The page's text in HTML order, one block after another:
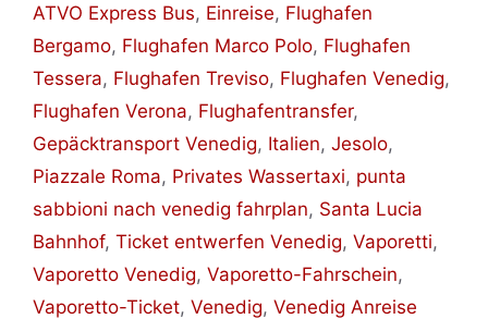
ATVO Express Bus, Einreise, Flughafen
Bergamo, Flughafen Marco Polo, Flughafen
Tessera, Flughafen Treviso, Flughafen Venedig,
Flughafen Verona, Flughafentransfer,
Gepäcktransport Venedig, Italien, Jesolo,
Piazzale Roma, Privates Wassertaxi, punta
sabbioni nach venedig fahrplan, Santa Lucia
Bahnhof, Ticket entwerfen Venedig, Vaporetti,
Vaporetto Venedig, Vaporetto-Fahrschein,
Vaporetto-Ticket, Venedig, Venedig Anreise